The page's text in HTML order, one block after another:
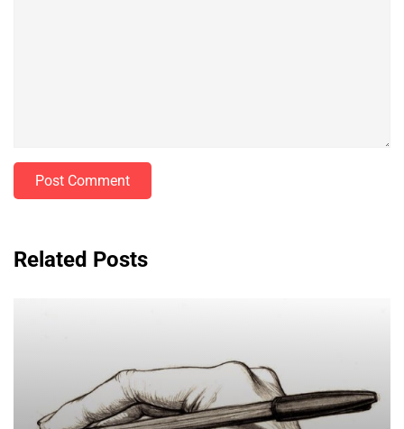
Post Comment
Related Posts